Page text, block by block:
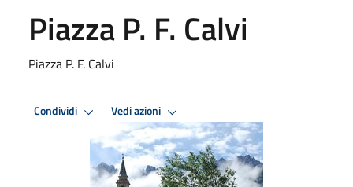
Piazza P. F. Calvi
Piazza P. F. Calvi
Condividi Vedi azioni